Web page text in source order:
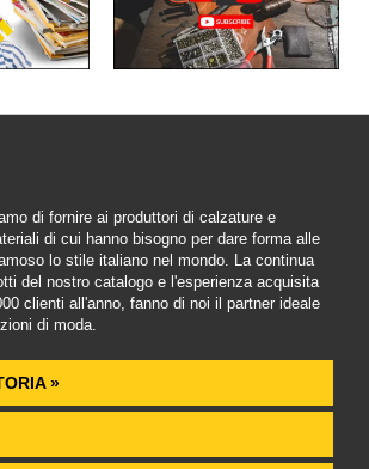
di fornire ai produttori di calzature e
di cui hanno bisogno per dare forma alle
lo stile italiano nel mondo. La continua
del nostro catalogo e l'esperienza acquisita
clienti all'anno, fanno di noi il partner ideale
di moda.
»